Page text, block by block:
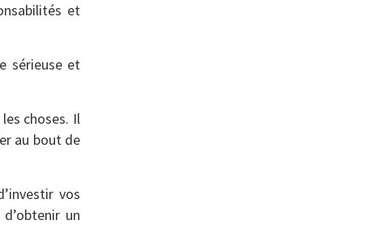
et
sérieuse et
choses. Il
au bout de
vos
un